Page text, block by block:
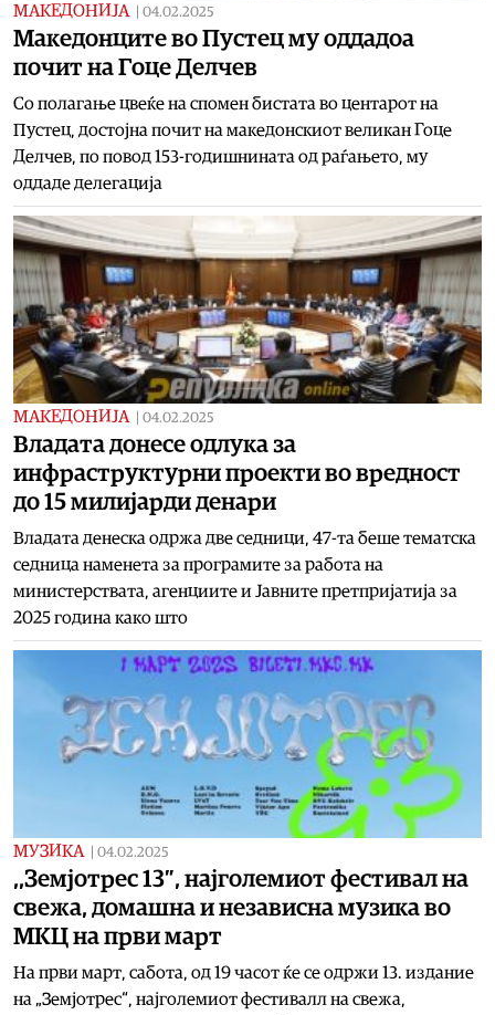
МАКЕДОНИЈА 04.02.2025
Македонците во Пустец му оддадоа
почит на Гоце Делчев
Со полагање цвеќе на спомен бистата во центарот на
Пустец, достојна почит на македонскиот великан Гоце
Делчев, по повод 153-годишнината од раѓањето, му
оддаде делегација
МАКЕДОНИЈА 04.02.2025
Владата донесе одлука за
инфраструктурни проекти во вредност
до 15 милијарди денари
Владата денеска одржа две седници, 47-та беше тематска
седница наменета за програмите за работа на
министерствата, агенциите и Јавните претпријатија за
2025 година како што
МУЗИКА 04.02.2025
,,Земјотрес 13″, најголемиот фестивал на
свежа, домашна и независна музика во
МКЦ на први март
На први март, сабота, од 19 часот ќе се одржи 13. издание
на „Земјотрес“, најголемиот фестивалл на свежа,